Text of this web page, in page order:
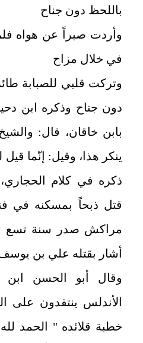
باللحظ دون جناح
وأردت صبراً عن هواه
في خلال مزاح
وتركت قلبي للصبابة
دون جناح وذكره ابن
بابن خاقان، قال:
ينكر هذا، وقيل: إنّما
ذكره في كلام
قتل ذبحاً بمسكنه في
مراكش صدر سنة تسع
أشار بقتله علي بن
وقال أبو الحسن ابن
الأندلس ينتقدون على
خطبة قلائده " الحمد